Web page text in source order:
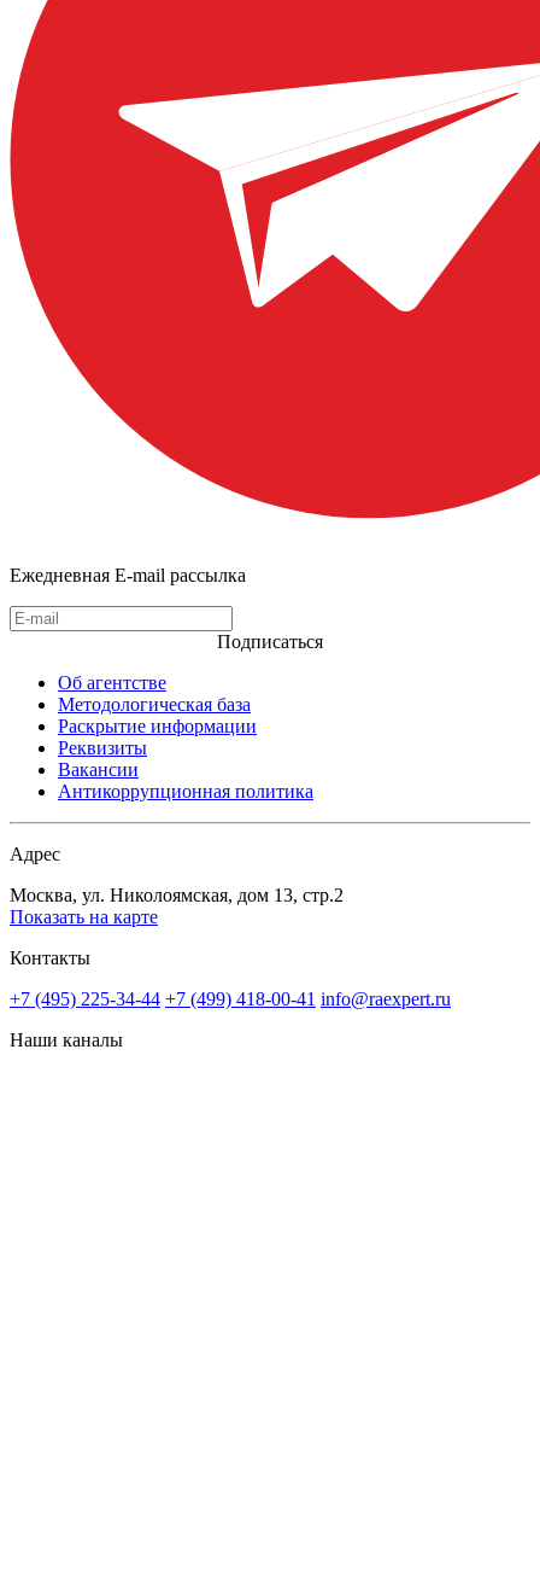
Ежедневная E-mail рассылка
Подписаться
Об агентстве
Методологическая база
Раскрытие информации
Реквизиты
Вакансии
Антикоррупционная политика
Адрес
Москва, ул. Николоямская, дом 13, стр.2
Показать на карте
Контакты
+7 (495) 225-34-44 +7 (499) 418-00-41 info@raexpert.ru
Наши каналы